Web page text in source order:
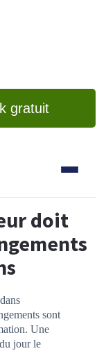
gratuit
doit
sont
Une
jour le